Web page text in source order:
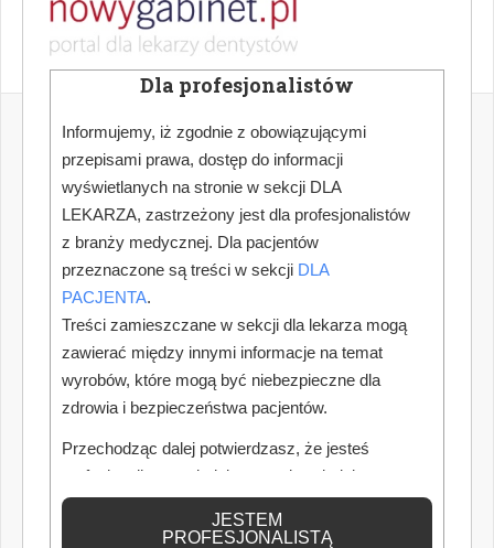
Dla profesjonalistów
Informujemy, iż zgodnie z obowiązującymi
przepisami prawa, dostęp do informacji
wyświetlanych na stronie w sekcji DLA
LEKARZA, zastrzeżony jest dla profesjonalistów
z branży medycznej. Dla pacjentów
przeznaczone są treści w sekcji DLA
PACJENTA.
Treści zamieszczane w sekcji dla lekarza mogą
zawierać między innymi informacje na temat
wyrobów, które mogą być niebezpieczne dla
zdrowia i bezpieczeństwa pacjentów.
Przechodząc dalej potwierdzasz, że jesteś
profesjonalistą posiadającym odpowiednią
wiedzę medyczną.
JESTEM
PROFESJONALISTĄ